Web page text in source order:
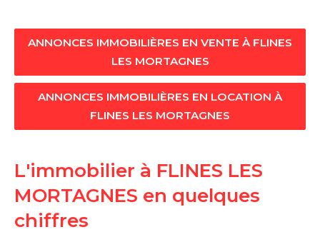
ANNONCES IMMOBILIÈRES EN VENTE À FLINES
LES MORTAGNES
ANNONCES IMMOBILIÈRES EN LOCATION À
FLINES LES MORTAGNES
L'immobilier à FLINES LES
MORTAGNES en quelques
chiffres